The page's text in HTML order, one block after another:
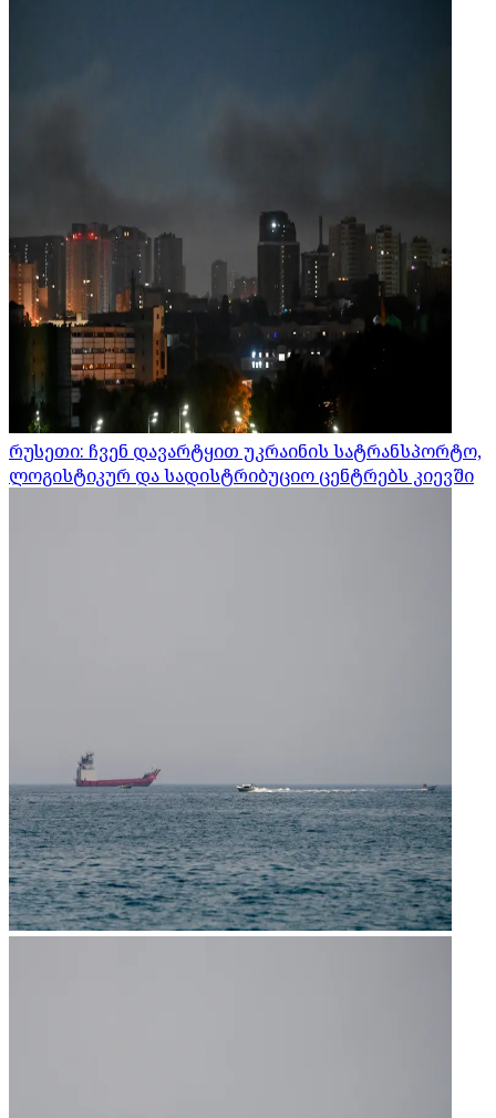
რუსეთი: ჩვენ დავარტყით უკრაინის სატრანსპორტო,
ლოგისტიკურ და სადისტრიბუციო ცენტრებს კიევში